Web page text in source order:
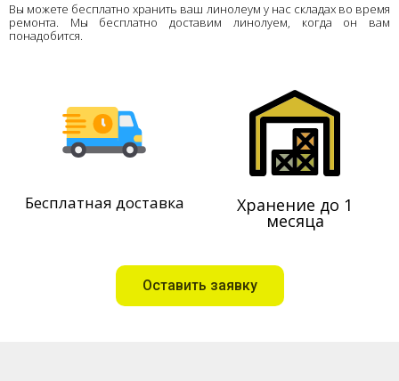
Вы можете бесплатно хранить ваш линолеум у нас складах во время
ремонта. Мы бесплатно доставим линолуем, когда он вам
понадобится.
Бесплатная доставка Хранение до 1
месяца
Оставить заявку